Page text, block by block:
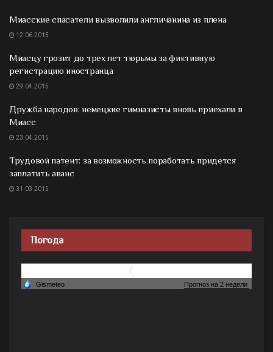
Миасские спасатели вызволили англичанина из плена
12.06.2015
Миасцу грозит до трех лет тюрьмы за фиктивную
регистрацию иностранца
29.04.2015
Дружба народов: немецкие гимназисты вновь приехали в
Миасс
23.04.2015
Трудовой патент: за возможность поработать придется
заплатить аванс
31.03.2015
Погода